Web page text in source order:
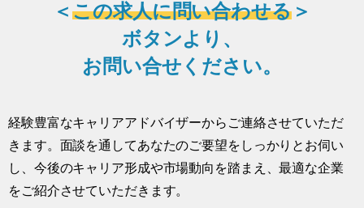
＜この求人に問い合わせる＞
ボタンより、
お問い合せください。
経験豊富なキャリアアドバイザーからご連絡させていただ
きます。面談を通してあなたのご要望をしっかりとお伺い
し、今後のキャリア形成や市場動向を踏まえ、最適な企業
をご紹介させていただきます。